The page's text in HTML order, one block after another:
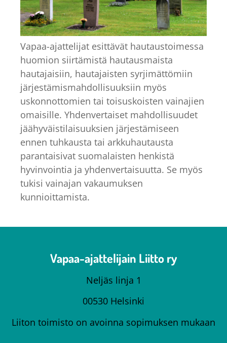
Vapaa-ajattelijat esittävät hautaustoimessa
huomion siirtämistä hautausmaista
hautajaisiin, hautajaisten syrjimättömiin
järjestämismahdollisuuksiin myös
uskonnottomien tai toisuskoisten vainajien
omaisille. Yhdenvertaiset mahdollisuudet
jäähyväistilaisuuksien järjestämiseen
ennen tuhkausta tai arkkuhautausta
parantaisivat suomalaisten henkistä
hyvinvointia ja yhdenvertaisuutta. Se myös
tukisi vainajan vakaumuksen
kunnioittamista.
Vapaa-ajattelijain Liitto ry
Neljäs linja 1
00530 Helsinki
Liiton toimisto on avoinna sopimuksen mukaan